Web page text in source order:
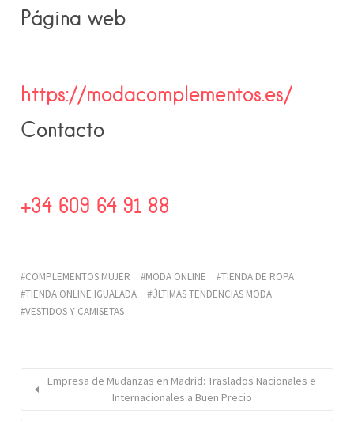
Página web
https://modacomplementos.es/
Contacto
+34 609 64 91 88
COMPLEMENTOS MUJER MODA ONLINE
TIENDA DE ROPA
TIENDA ONLINE IGUALADA
ÚLTIMAS TENDENCIAS MODA
VESTIDOS Y CAMISETAS
Empresa de Mudanzas en Madrid: Traslados Nacionales e
Internacionales a Buen Precio